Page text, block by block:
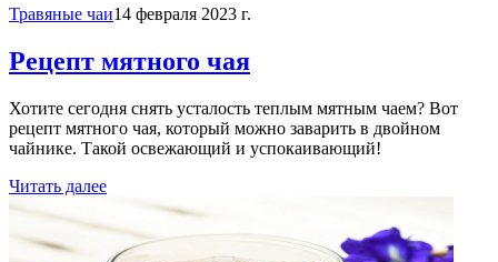
Травяные чаи14 февраля 2023 г.
Рецепт мятного чая
Хотите сегодня снять усталость теплым мятным чаем? Вот
рецепт мятного чая, который можно заварить в двойном
чайнике. Такой освежающий и успокаивающий!
Читать далее